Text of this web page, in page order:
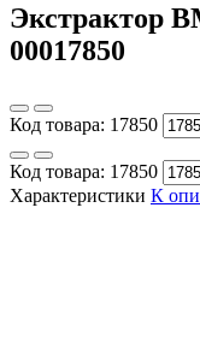
Экстрактор
00017850
Код товара: 17850
Код товара: 17850
Характеристики К